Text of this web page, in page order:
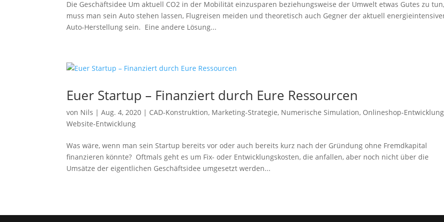
Die Geschäftsidee Um aktuell CO2 in der Mobilität einzusparen beziehungsweise der Umwelt etwas Gutes zu tun,
muss man sein Auto stehen lassen, Flugreisen meiden und theoretisch auch Gegner der aktuell
Auto-Herstellung sein. Eine andere Lösung...
Euer Startup – Finanziert durch Eure Ressourcen
von Nils |Aug. 4, 2020 | CAD-Konstruktion, Marketing-Strategie, Numerische Simulation, Onlineshop-Entwicklung
Website-Entwicklung
Was wäre, wenn man sein Startup bereits vor oder auch bereits kurz nach der Gründung ohne Fremdkapital
finanzieren könnte? Oftmals geht es um Fix- oder Entwicklungskosten, die anfallen, aber noch nicht über die
Umsätze der eigentlichen Geschäftsidee umgesetzt werden...